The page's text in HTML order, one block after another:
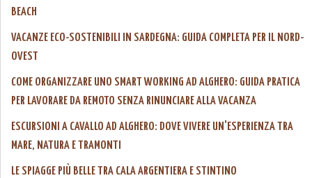
BEACH
VACANZE ECO-SOSTENIBILI IN SARDEGNA: GUIDA COMPLETA PER IL NORD-
OVEST
COME ORGANIZZARE UNO SMART WORKING AD ALGHERO: GUIDA PRATICA
PER LAVORARE DA REMOTO SENZA RINUNCIARE ALLA VACANZA
ESCURSIONI A CAVALLO AD ALGHERO: DOVE VIVERE UN'ESPERIENZA TRA
MARE, NATURA E TRAMONTI
LE SPIAGGE PIÙ BELLE TRA CALA ARGENTIERA E STINTINO